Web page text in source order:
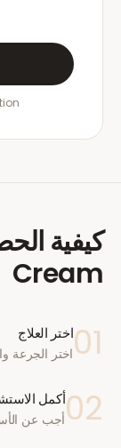
كيفية
Cream
01اختر العلاج
اختر الجرعة
02أكمل
أجب عن